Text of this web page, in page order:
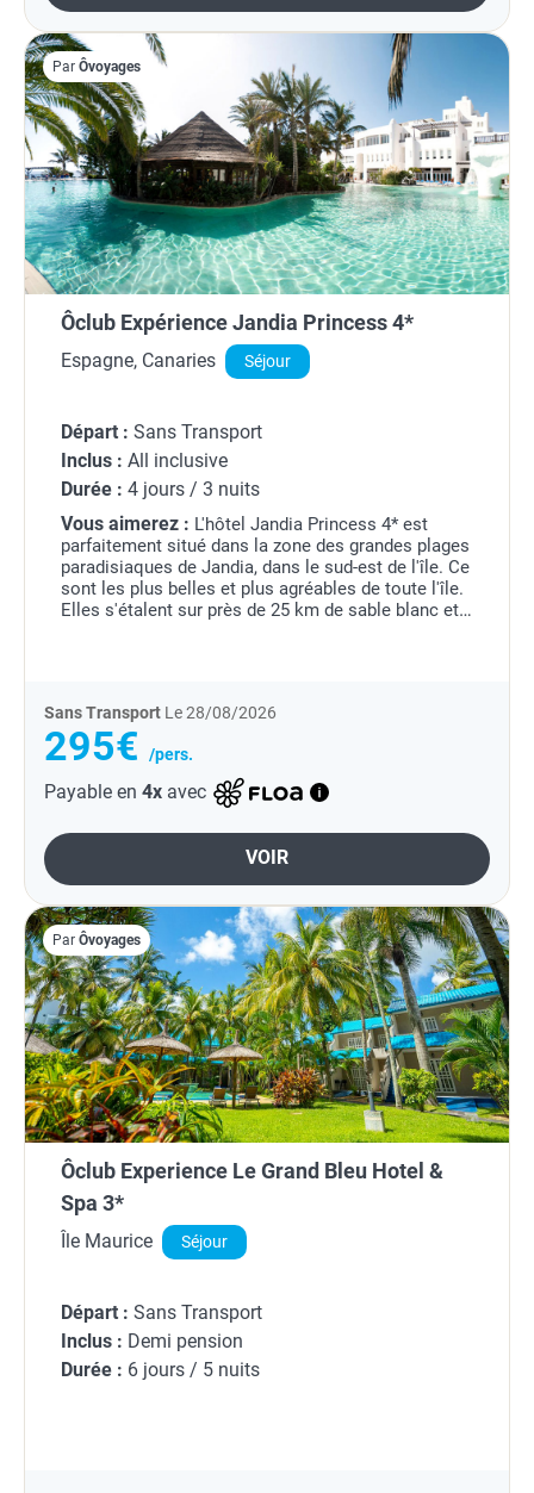
Par Ôvoyages
Ôclub Expérience Jandia Princess 4*
Espagne, Canaries Séjour
Départ : Sans Transport
Inclus : All inclusive
Durée : 4 jours / 3 nuits
Vous aimerez : L'hôtel Jandia Princess 4* est
parfaitement situé dans la zone des grandes plages
paradisiaques de Jandia, dans le sud-est de l'île. Ce
sont les plus belles et plus agréables de toute l'île.
Elles s'étalent sur près de 25 km de sable blanc et
Sans Transport Le 28/08/2026
295€ /pers.
Payable en 4x avec
VOIR
Par Ôvoyages
Ôclub Experience Le Grand Bleu Hotel &
Spa 3*
Île Maurice Séjour
Départ : Sans Transport
Inclus : Demi pension
Durée : 6 jours / 5 nuits